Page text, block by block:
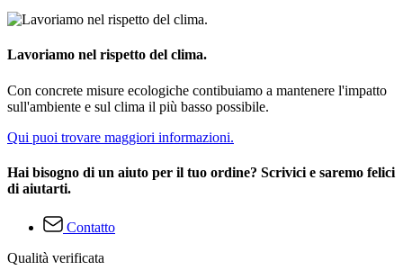
Lavoriamo nel rispetto del clima.
Con concrete misure ecologiche contibuiamo a mantenere l'impatto
sull'ambiente e sul clima il più basso possibile.
Qui puoi trovare maggiori informazioni.
Hai bisogno di un aiuto per il tuo ordine? Scrivici e saremo felici
di aiutarti.
Contatto
Qualità verificata